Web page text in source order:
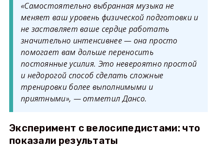
«Самостоятельно выбранная музыка не
меняет ваш уровень физической подготовки и
не заставляет ваше сердце работать
значительно интенсивнее — она просто
помогает вам дольше переносить
постоянные усилия. Это невероятно простой
и недорогой способ сделать сложные
тренировки более выполнимыми и
приятными», — отметил Дансо.
Эксперимент с велосипедистами: что
показали результаты